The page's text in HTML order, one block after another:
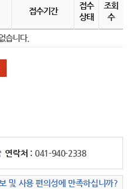
접수기간
접수
상태
조회
수
습니다.
연락처 : 041-940-2338
및 사용 편의성에 만족하십니까?